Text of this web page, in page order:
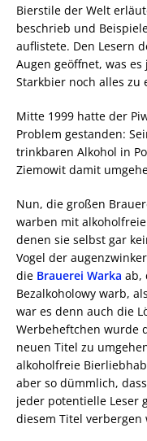
Bierstile der Welt
beschrieb und
auflistete. Den Lesern
Augen geöffnet, was
Starkbier noch alles zu
Mitte 1999 hatte der
Problem gestanden:
trinkbaren Alkohol in
Ziemowit damit
Nun, die großen
warben mit
denen sie selbst gar
Vogel der
die Brauerei Warka ab,
Bezalkoholowy warb,
war es denn auch die
Werbeheftchen wurde
neuen Titel zu
alkoholfreie
aber so dümmlich,
jeder potentielle Leser
diesem Titel verbergen